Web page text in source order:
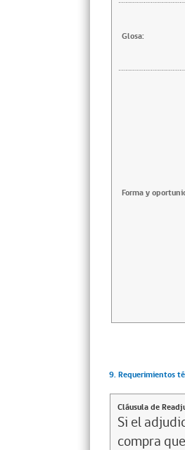
Glosa:
Forma y
9. Requerimientos
Cláusula de
Si el
compra